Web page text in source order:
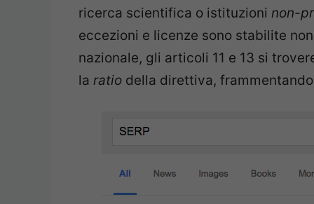
ricerca scientifica o istituzioni non-
eccezioni e licenze sono stabilite
nazionale, gli articoli 11 e 13 si
la ratio della direttiva, frammentando